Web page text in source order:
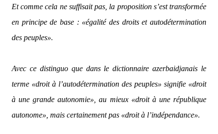
Et comme cela ne suffisait pas, la proposition s’est transformée
en principe de base : «égalité des droits et autodétermination
des peuples».
Avec ce distinguo que dans le dictionnaire azerbaidjanais le
terme «droit à l’autodétermination des peuples» signifie «droit
à une grande autonomie», au mieux «droit à une république
autonome», mais certainement pas «droit à l’indépendance».